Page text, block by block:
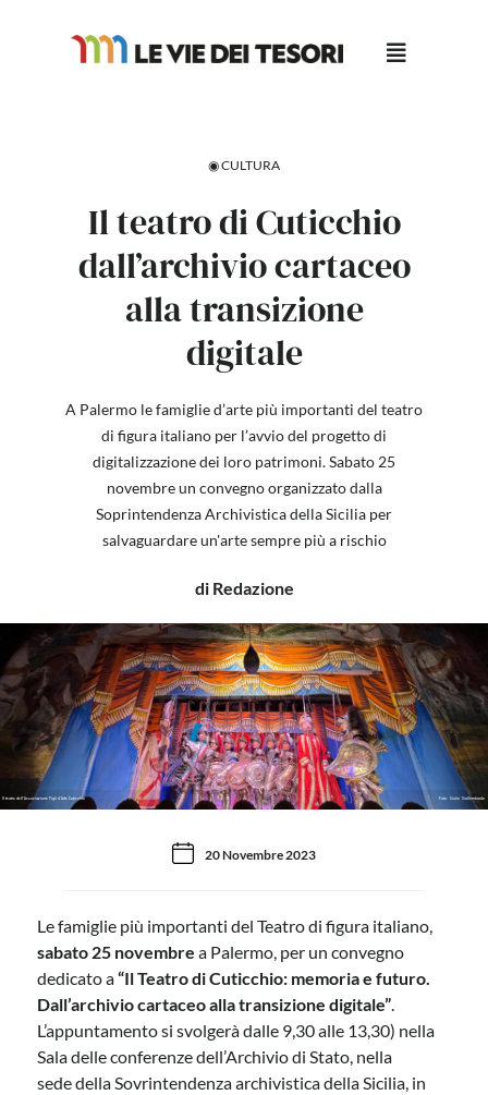
◉ CULTURA
Il teatro di Cuticchio
dall’archivio cartaceo
alla transizione
digitale
A Palermo le famiglie d’arte più importanti del teatro
di figura italiano per l’avvio del progetto di
digitalizzazione dei loro patrimoni. Sabato 25
novembre un convegno organizzato dalla
Soprintendenza Archivistica della Sicilia per
salvaguardare un'arte sempre più a rischio
di Redazione
Il teatro dell'Associazione Figli d'Arte Cuticchio Foto: Giulio Giallombardo
20 Novembre 2023
Le famiglie più importanti del Teatro di figura italiano,
sabato 25 novembre a Palermo, per un convegno
dedicato a“Il Teatro di Cuticchio: memoria e futuro.
Dall’archivio cartaceo alla transizione digitale”.
L’appuntamento si svolgerà dalle 9,30 alle 13,30) nella
Sala delle conferenze dell’Archivio di Stato, nella
sede della Sovrintendenza archivistica della Sicilia, in